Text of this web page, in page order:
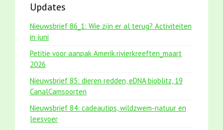
Updates
Nieuwsbrief 86_1: Wie zijn er al terug? Activiteiten
in juni
Petitie voor aanpak Amerik.rivierkreeften_maart
2026
Nieuwsbrief 85: dieren redden, eDNA bioblitz, 19
CanalCamsoorten
Nieuwsbrief 84: cadeautips, wildzwem-natuur en
leesvoer